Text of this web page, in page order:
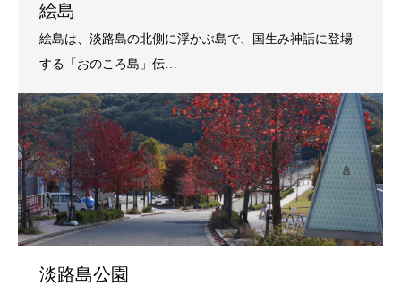
絵島
淡路島公園